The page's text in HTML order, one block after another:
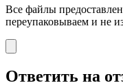
Все файлы
переупаковываем и не
Ответить на